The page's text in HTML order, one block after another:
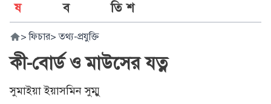
ষ
ব
তি শ
> ফিচার> তথ্য-প্রযুক্তি
কী-বোর্ড ও মাউসের যত্ন
সুমাইয়া ইয়াসমিন সুম্মু